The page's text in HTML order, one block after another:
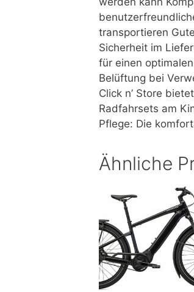
transportieren
Sicherheit im
für einen
Belüftung bei
Click n’ Store
Radfahrsets am
Pflege: Die
Ähnliche